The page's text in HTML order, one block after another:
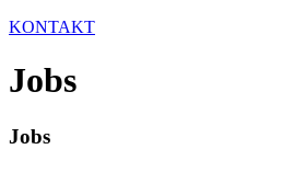
KONTAKT
Jobs
Jobs